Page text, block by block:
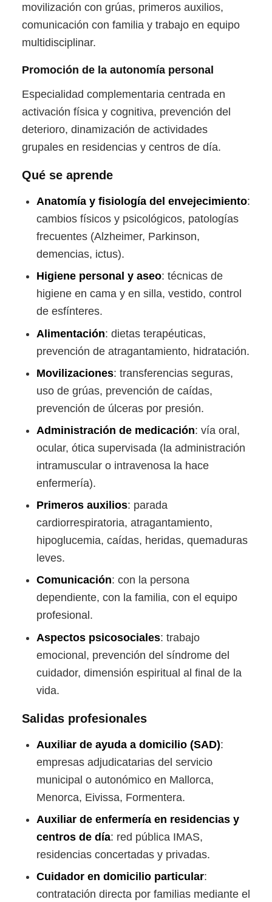
movilización con grúas, primeros auxilios,
comunicación con familia y trabajo en equipo
multidisciplinar.
Promoción de la autonomía personal
Especialidad complementaria centrada en
activación física y cognitiva, prevención del
deterioro, dinamización de actividades
grupales en residencias y centros de día.
Qué se aprende
Anatomía y fisiología del envejecimiento:
cambios físicos y psicológicos, patologías
frecuentes (Alzheimer, Parkinson,
demencias, ictus).
Higiene personal y aseo: técnicas de
higiene en cama y en silla, vestido, control
de esfínteres.
Alimentación: dietas terapéuticas,
prevención de atragantamiento, hidratación.
Movilizaciones: transferencias seguras,
uso de grúas, prevención de caídas,
prevención de úlceras por presión.
Administración de medicación: vía oral,
ocular, ótica supervisada (la administración
intramuscular o intravenosa la hace
enfermería).
Primeros auxilios: parada
cardiorrespiratoria, atragantamiento,
hipoglucemia, caídas, heridas, quemaduras
leves.
Comunicación: con la persona
dependiente, con la familia, con el equipo
profesional.
Aspectos psicosociales: trabajo
emocional, prevención del síndrome del
cuidador, dimensión espiritual al final de la
vida.
Salidas profesionales
Auxiliar de ayuda a domicilio (SAD):
empresas adjudicatarias del servicio
municipal o autonómico en Mallorca,
Menorca, Eivissa, Formentera.
Auxiliar de enfermería en residencias y
centros de día: red pública IMAS,
residencias concertadas y privadas.
Cuidador en domicilio particular:
contratación directa por familias mediante el